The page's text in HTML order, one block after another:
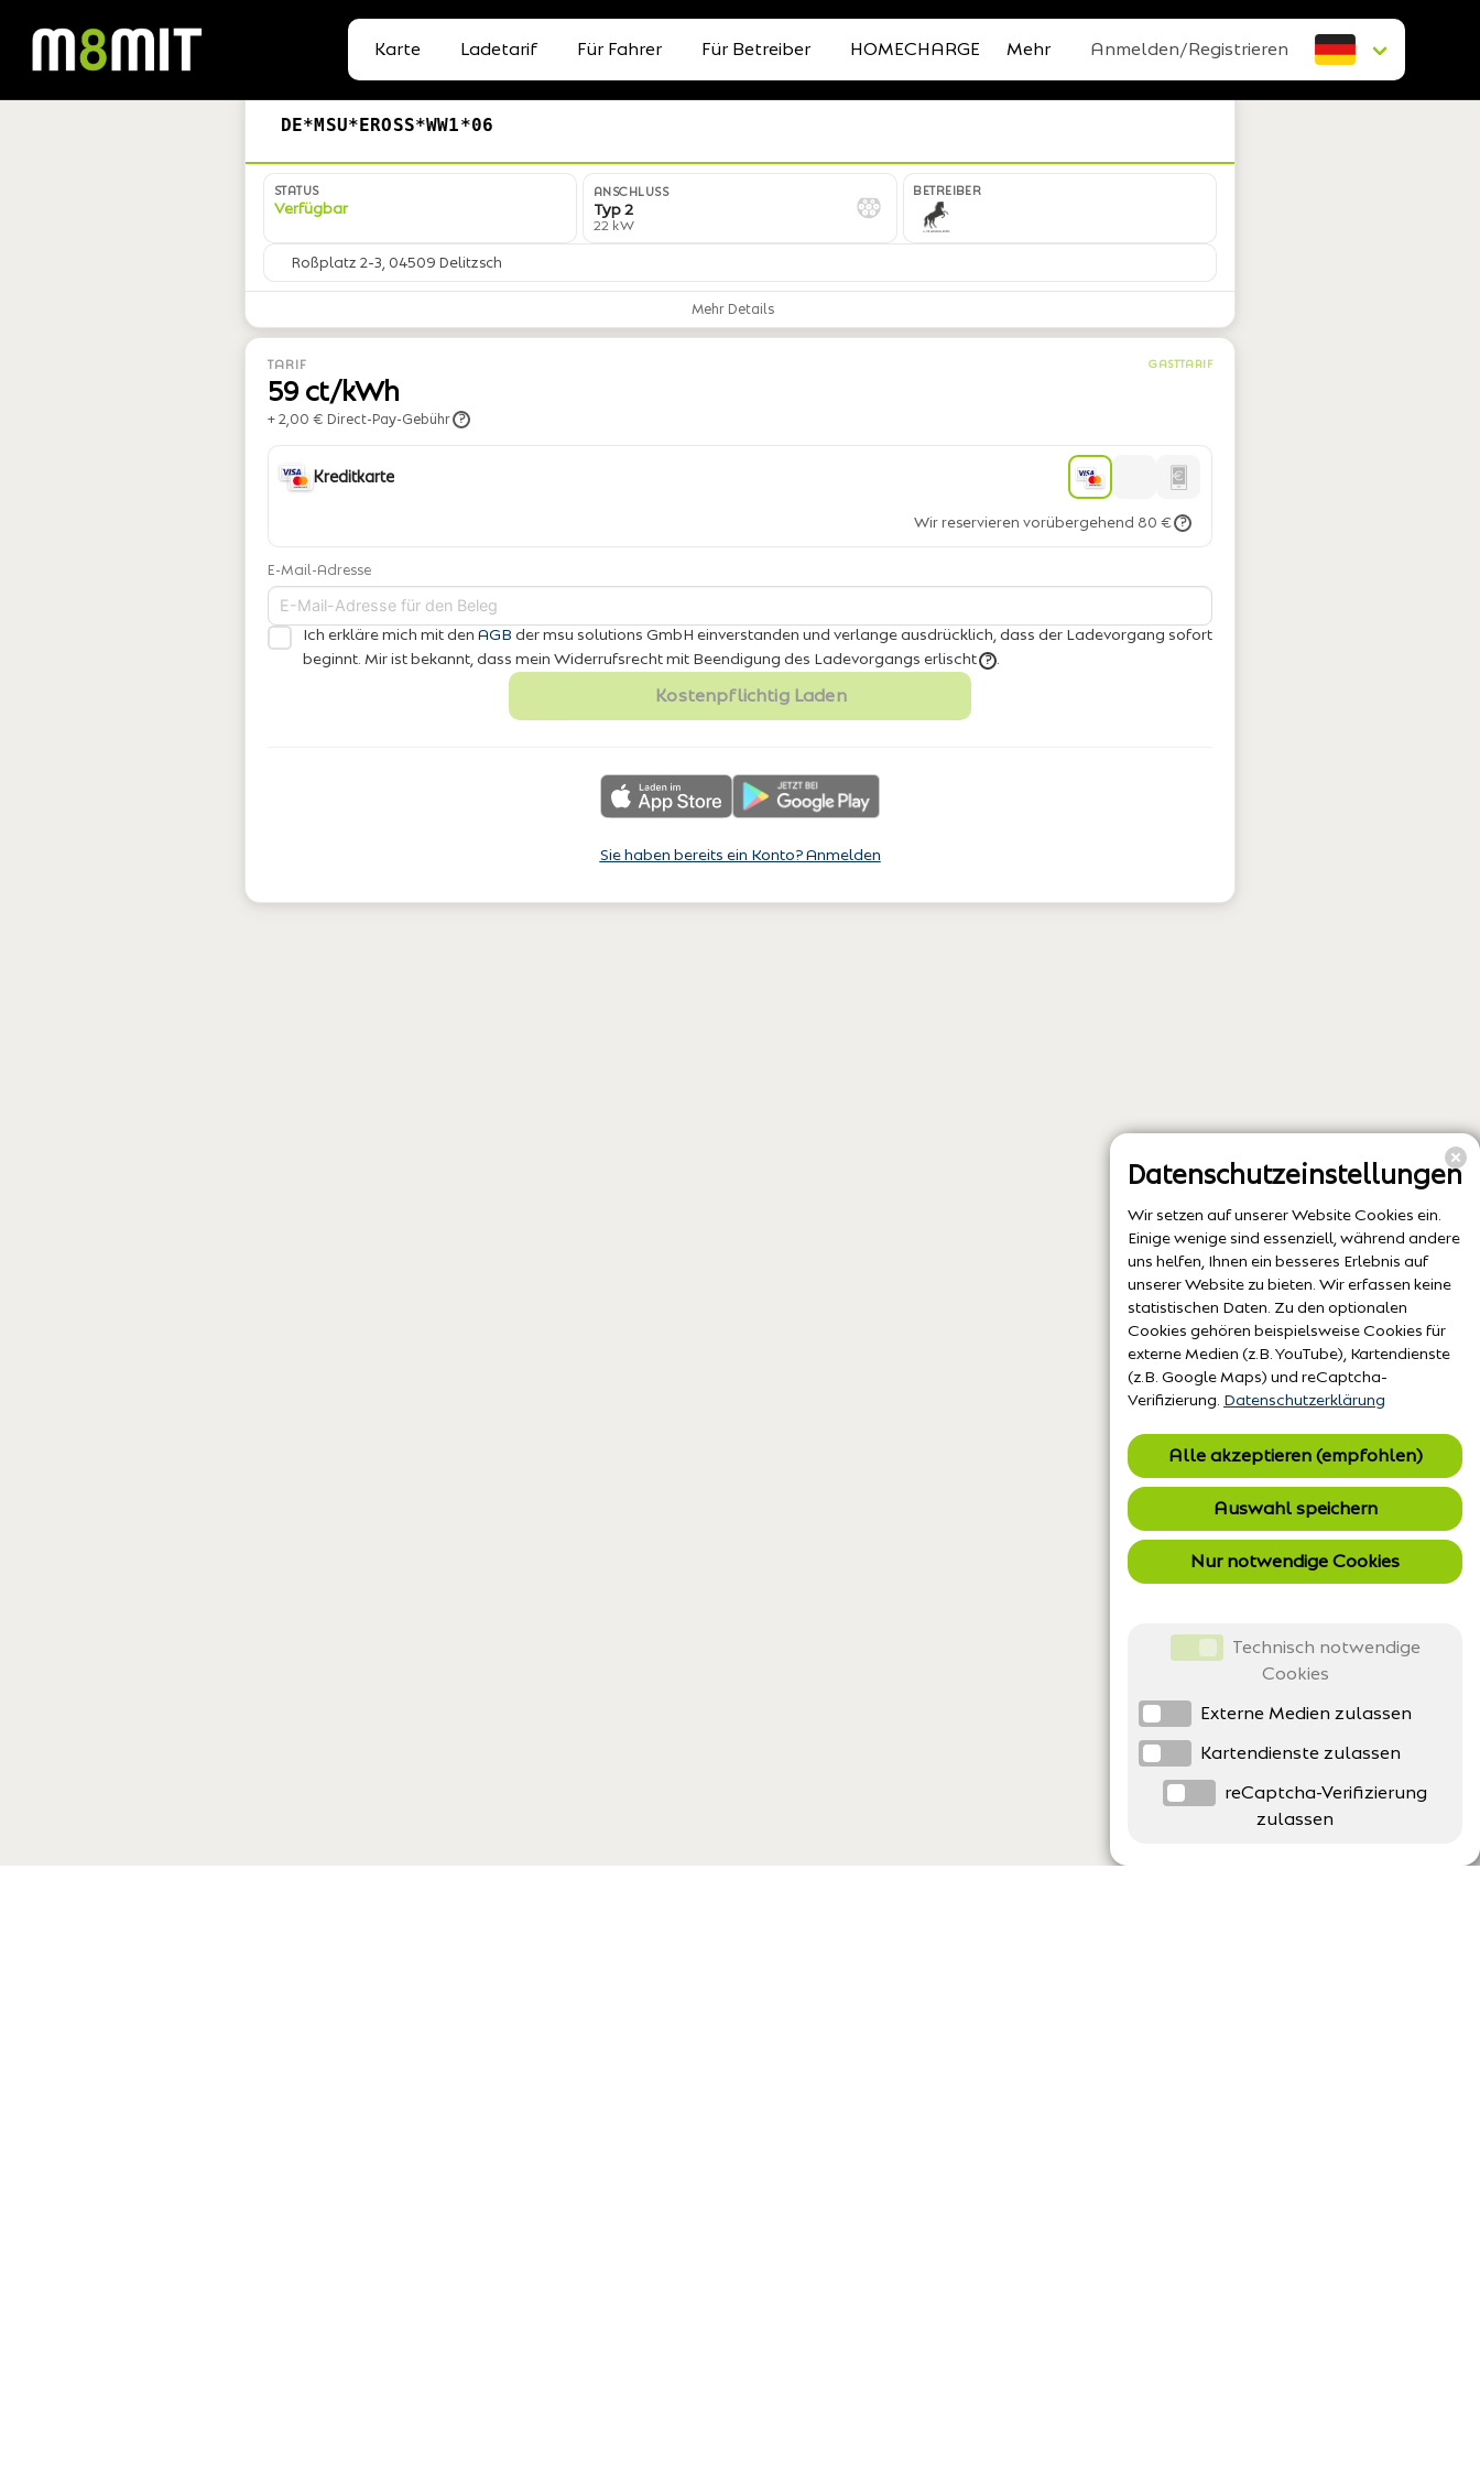
Karte Ladetarif Für Fahrer Für Betreiber HOMECHARGE Mehr Anmelden/Registrieren
DE*MSU*EROSS*WW1*06
STATUS
Verfügbar
ANSCHLUSS
Typ 2
22 kW
BETREIBER
Roßplatz 2-3, 04509 Delitzsch
Mehr Details
TARIF GASTTARIF
59 ct/kWh
+ 2,00 € Direct-Pay-Gebühr ?
Kreditkarte
Wir reservieren vorübergehend 80 € ?
E-Mail-Adresse
Ich erkläre mich mit den AGB der msu solutions GmbH einverstanden und verlange ausdrücklich, dass der Ladevorgang sofort
beginnt. Mir ist bekannt, dass mein Widerrufsrecht mit Beendigung des Ladevorgangs erlischt
? .
Kostenpflichtig Laden
Sie haben bereits ein Konto? Anmelden
Datenschutzeinstellungen
Wir setzen auf unserer Website Cookies ein.
Einige wenige sind essenziell, während andere
uns helfen, Ihnen ein besseres Erlebnis auf
unserer Website zu bieten. Wir erfassen keine
statistischen Daten. Zu den optionalen
Cookies gehören beispielsweise Cookies für
externe Medien (z.B. YouTube), Kartendienste
(z.B. Google Maps) und reCaptcha-
Verifizierung. Datenschutzerklärung
Alle akzeptieren (empfohlen)
Auswahl speichern
Nur notwendige Cookies
Technisch notwendige
Cookies
Externe Medien zulassen
Kartendienste zulassen
reCaptcha-Verifizierung
zulassen